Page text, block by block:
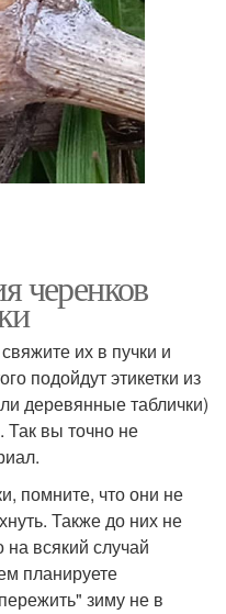
черенков
их в пучки и
подойдут этикетки из
деревянные таблички)
Так вы точно не
помните, что они не
Также до них не
всякий случай
планируете
зиму не в